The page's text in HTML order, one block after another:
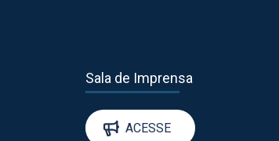
Sala de Imprensa
ACESSE